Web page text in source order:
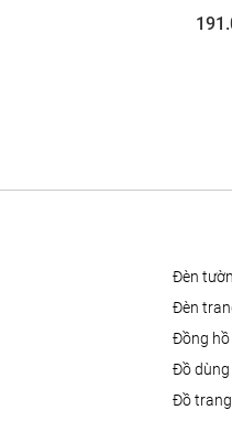
đèn
đèn
đồng hồ
đồ
đồ